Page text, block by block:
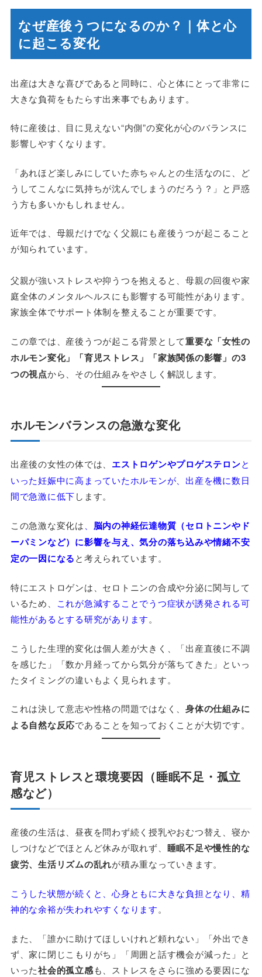
なぜ産後うつになるのか？｜体と心
に起こる変化
出産は大きな喜びであると同時に、心と体にとって非常に
大きな負荷をもたらす出来事でもあります。
特に産後は、目に見えない“内側”の変化が心のバランスに
影響しやすくなります。
「あれほど楽しみにしていた赤ちゃんとの生活なのに、ど
うしてこんなに気持ちが沈んでしまうのだろう？」と戸惑
う方も多いかもしれません。
近年では、母親だけでなく父親にも産後うつが起こること
が知られています。
父親が強いストレスや抑うつを抱えると、母親の回復や家
庭全体のメンタルヘルスにも影響する可能性があります。
家族全体でサポート体制を整えることが重要です。
この章では、産後うつが起こる背景として重要な「女性の
ホルモン変化」「育児ストレス」「家族関係の影響」の3
つの視点から、その仕組みをやさしく解説します。
ホルモンバランスの急激な変化
出産後の女性の体では、 エストロゲンやプロゲステロンと
いった妊娠中に高まっていたホルモンが、出産を機に数日
間で急激に低下します。
この急激な変化は
脳内の神経伝達物質（セロトニンやド
ーパミンなど）に影響を与え、気分の落ち込みや情緒不安
定の一因になると考えられています。
特にエストロゲンは、セロトニンの合成や分泌に関与して
いるため、
これが急減することでうつ症状が誘発される可
能性があるとする研究があります。
こうした生理的変化は個人差が大きく、「出産直後に不調
を感じた」「数か月経ってから気分が落ちてきた」といっ
たタイミングの違いもよく見られます。
これは決して意志や性格の問題ではなく、身体の仕組みに
よる自然な反応であることを知っておくことが大切です。
育児ストレスと環境要因（睡眠不足・孤立
感など）
産後の生活は、昼夜を問わず続く授乳やおむつ替え、寝か
しつけなどでほとんど休みが取れず、 睡眠不足や慢性的な
疲労、生活リズムの乱れが積み重なっていきます。
こうした状態が続くと、心身ともに大きな負担となり、精
神的な余裕が失われやすくなります。
また、「誰かに助けてほしいけれど頼れない」「外出でき
ず、家に閉じこもりがち」「周囲と話す機会が減った」と
いった社会的孤立感も、ストレスをさらに強める要因にな